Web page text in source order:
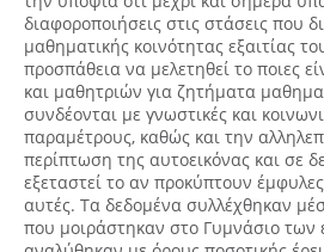
διαφοροποιήσεις στις στάσεις που
μαθηματικής κοινότητας εξαιτίας
προσπάθεια να μελετηθεί το ποιες
και μαθητριών για ζητήματα
συνδέονται με γνωστικές και
παραμέτρους, καθώς και την
περίπτωση της αυτοεικόνας και σε
εξεταστεί το αν προκύπτουν
αυτές. Τα δεδομένα συλλέχθηκαν
που μοιράστηκαν στο Γυμνάσιο των